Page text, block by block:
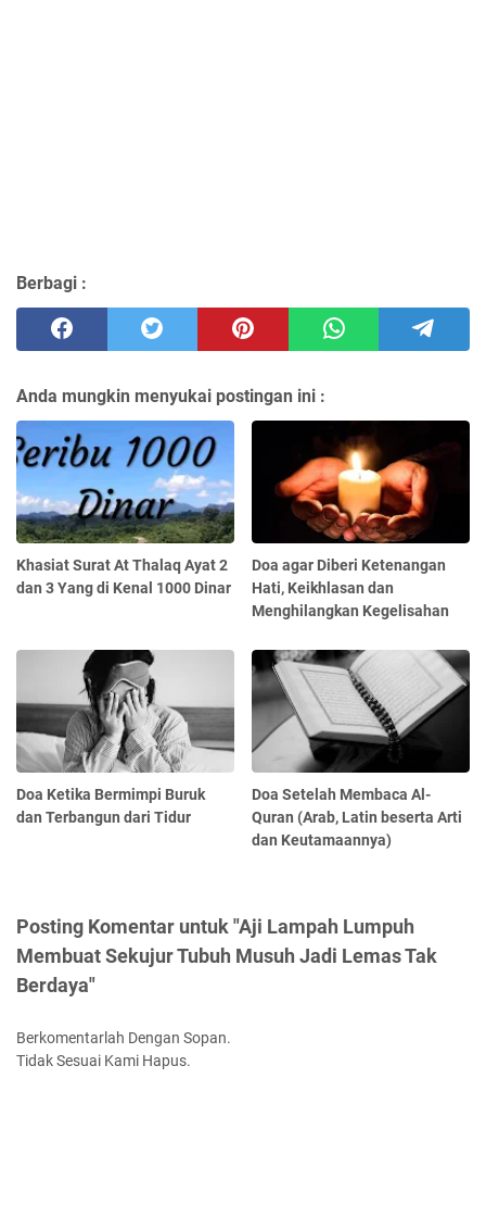
Berbagi :
Anda mungkin menyukai postingan ini :
Khasiat Surat At Thalaq Ayat 2
dan 3 Yang di Kenal 1000 Dinar
Doa agar Diberi Ketenangan
Hati, Keikhlasan dan
Menghilangkan Kegelisahan
Doa Ketika Bermimpi Buruk
dan Terbangun dari Tidur
Doa Setelah Membaca Al-
Quran (Arab, Latin beserta Arti
dan Keutamaannya)
Posting Komentar untuk "Aji Lampah Lumpuh
Membuat Sekujur Tubuh Musuh Jadi Lemas Tak
Berdaya"
Berkomentarlah Dengan Sopan.
Tidak Sesuai Kami Hapus.